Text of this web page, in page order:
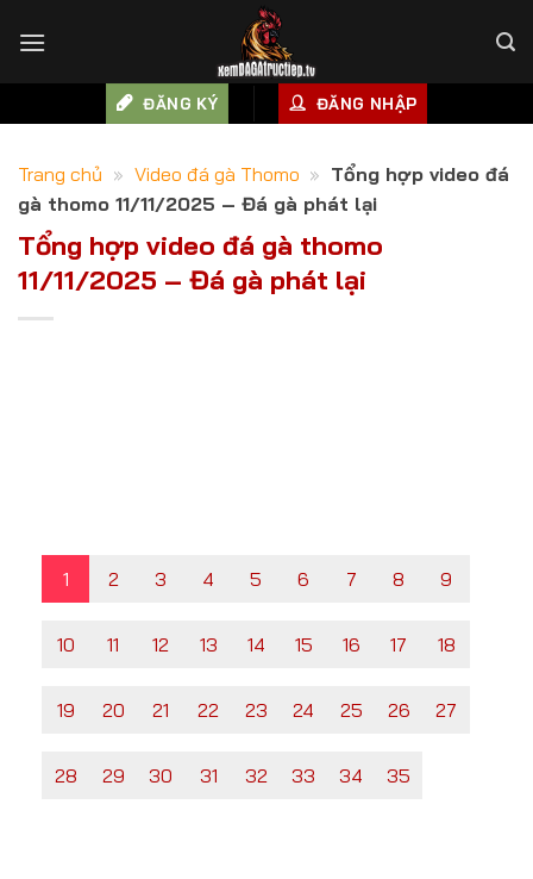
ĐĂNG KÝ ĐĂNG NHẬP
Trang chủ » Video đá gà Thomo » Tổng hợp video đá
gà thomo 11/11/2025 – Đá gà phát lại
Tổng hợp video đá gà thomo
11/11/2025 – Đá gà phát lại
1 2 3 4 5 6 7 8 9
10 11 12 13 14 15 16 17 18
19 20 21 22 23 24 25 26 27
28 29 30 31 32 33 34 35